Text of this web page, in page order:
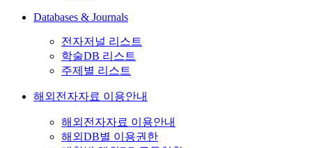
Databases & Journals
전자저널 리스트
학술DB 리스트
주제별 리스트
해외전자자료 이용안내
해외전자자료 이용안내
해외DB별 이용권한